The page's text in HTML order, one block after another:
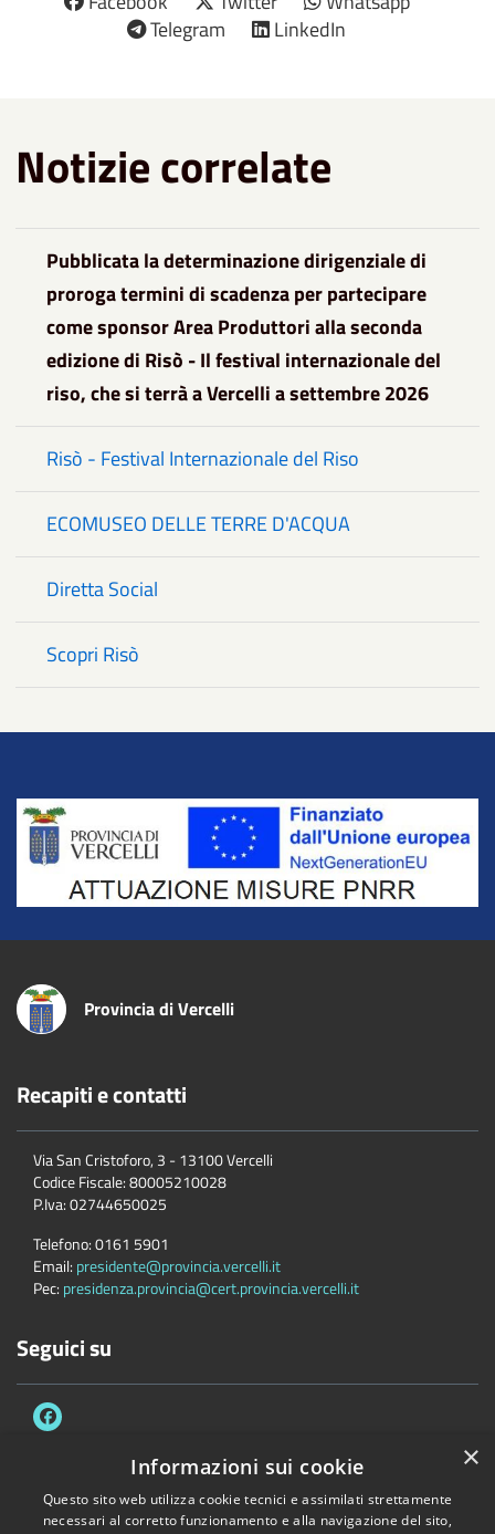
Telegram
LinkedIn
Notizie correlate
Pubblicata la determinazione dirigenziale di
proroga termini di scadenza per partecipare
come sponsor Area Produttori alla seconda
edizione di Risò - Il festival internazionale del
riso, che si terrà a Vercelli a settembre 2026
Risò - Festival Internazionale del Riso
ECOMUSEO DELLE TERRE D'ACQUA
Diretta Social
Scopri Risò
Title
Provincia di Vercelli
Recapiti e contatti
Via San Cristoforo, 3 - 13100 Vercelli
Codice Fiscale:80005210028
P.Iva:02744650025
Telefono:0161 5901
Email: presidente@provincia.vercelli.it
Pec: presidenza.provincia@cert.provincia.vercelli.it
Seguici su
Accessibilità Privacy Cookie
Mappa del sito
×
Informazioni sui cookie
Questo sito web utilizza cookie tecnici e assimilati strettamente
necessari al corretto funzionamento e alla navigazione del sito,